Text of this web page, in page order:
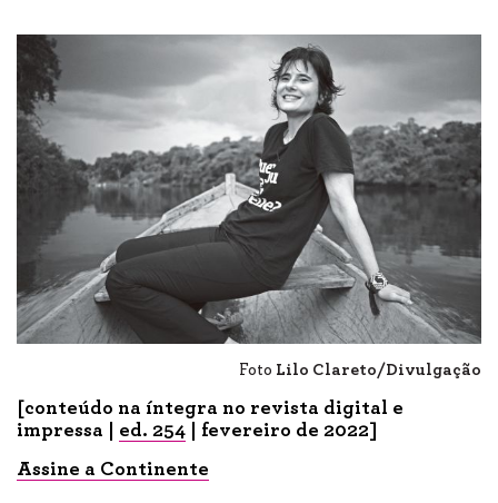
Foto Lilo Clareto/Divulgação
[conteúdo na íntegra no revista digital e
impressa | ed. 254 | fevereiro de 2022]
Assine a Continente